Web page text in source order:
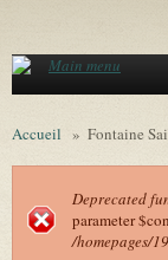
Main menu
Accueil » Fontaine
Deprecated
parameter
/homepages/